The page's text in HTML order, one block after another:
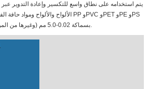
يتم استخدامه على نطاق واسع للتكسير وإعادة التدوير عبر
وغيرها من المواد) بسماكة 0.02-5.0 مم.